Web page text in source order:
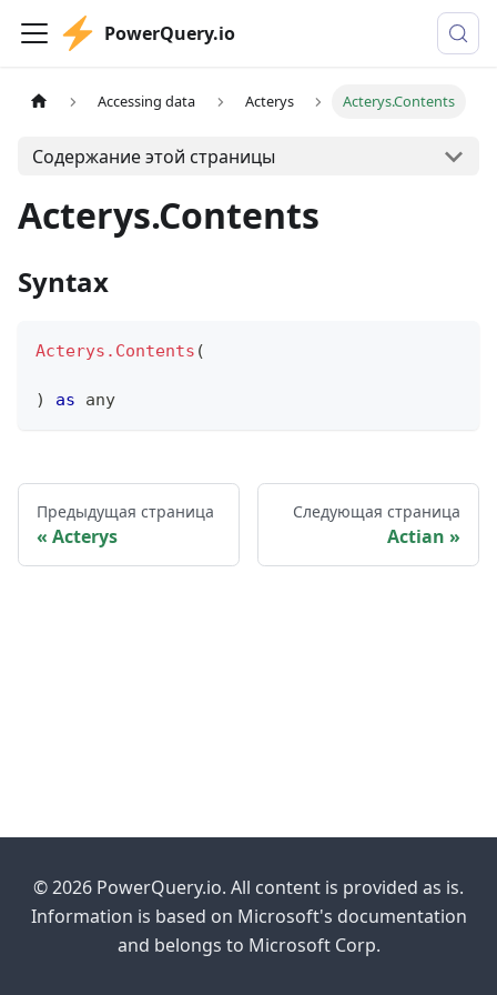
PowerQuery.io
Accessing data Acterys Acterys.Contents
Содержание этой страницы
Acterys.Contents
Syntax
Acterys.Contents (
) as any
Предыдущая страница
Acterys
Следующая страница
Actian
© 2026 PowerQuery.io. All content is provided as is.
Information is based on Microsoft's documentation
and belongs to Microsoft Corp.